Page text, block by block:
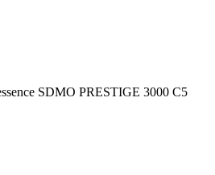
SDMO PRESTIGE 3000 C5